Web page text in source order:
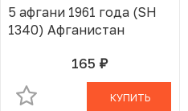
5 афгани 1961 года (SH
1340) Афганистан
165 руб.В КОРЗИНЕ
КУПИТЬ